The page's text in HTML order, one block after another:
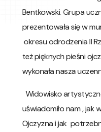
Bentkowski. Grupa
prezentowała się w
okresu odrodzenia II
też pięknych pieśni
wykonała nasza
Widowisko
uświadomiło nam , jak
Ojczyzna i jak